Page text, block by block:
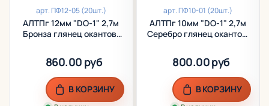
арт.ПФ12-05 (20шт.)
АЛТПг 12мм "DO-1" 2,7м
Бронза глянец окантов.
860.00 руб
В КОРЗИНУ
арт.ПФ10-01 (20шт.)
АЛТПг 10мм "DO-1" 2,7м
Серебро глянец окантов.
800.00 руб
В КОРЗИНУ